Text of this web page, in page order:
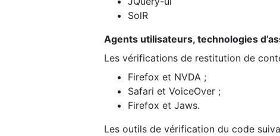
SolR
Agents utilisateurs, technologies
Les vérifications de restitution de
Firefox et NVDA ;
Safari et VoiceOver ;
Firefox et Jaws.
Les outils de vérification du code